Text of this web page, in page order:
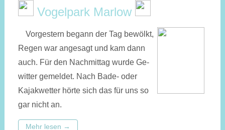
Vogelpark Marlow
Vorgestern begann der Tag be­wölkt,
Re­gen war an­ge­sagt und kam dann
auch. Für den Nach­mit­tag wurde Ge­
wit­ter gemeldet. Nach Bade- oder
Kajak­wetter hörte sich das für uns so
gar nicht an.
Mehr lesen →